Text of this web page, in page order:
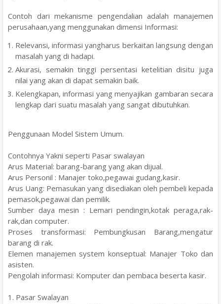
Contoh dari mekanisme pengendalian adalah manajemen
perusahaan,yang menggunakan dimensi Informasi:
Relevansi, informasi yangharus berkaitan langsung dengan
masalah yang di hadapi.
Akurasi, semakin tinggi persentasi ketelitian disitu juga
nilai yang akan di dapat semakin baik.
Kelengkapan, informasi yang menyajikan gambaran secara
lengkap dari suatu masalah yang sangat dibutuhkan.
Penggunaan Model Sistem Umum.
Contohnya Yakni seperti Pasar swalayan
Arus Material: barang-barang yang akan dijual.
Arus Personil : Manajer toko,pegawai gudang,kasir.
Arus Uang: Pemasukan yang disediakan oleh pembeli kepada
pemasok,pegawai dan pemilik.
Sumber daya mesin : Lemari pendingin,kotak peraga,rak-
rak,dan computer.
Proses transformasi: Pembungkusan Barang,mengatur
barang di rak.
Elemen manajemen system konseptual: Manajer Toko dan
asisten.
Pengolah informasi: Komputer dan pembaca beserta kasir.
1. Pasar Swalayan